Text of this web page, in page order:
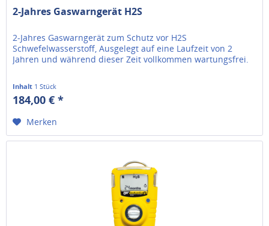
2-Jahres Gaswarngerät H2S
2-Jahres Gaswarngerät zum Schutz vor H2S
Schwefelwasserstoff, Ausgelegt auf eine Laufzeit von 2
Jahren und während dieser Zeit vollkommen wartungsfrei.
Inhalt 1 Stück
184,00 € *
Merken